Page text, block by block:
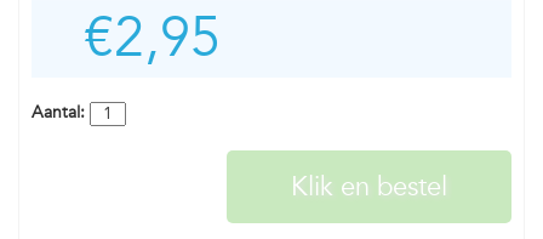
€2,95
Aantal: